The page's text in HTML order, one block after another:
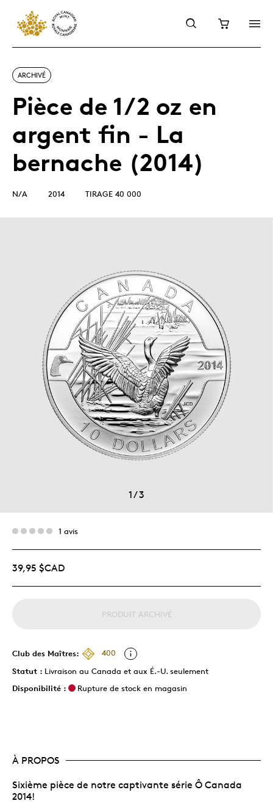
ARCHIVÉ
Pièce de 1/2 oz en
argent fin - La
bernache (2014)
N/A 2014 TIRAGE 40 000
1/3
1 avis
39,95 $CAD
PRODUIT ARCHIVÉ
Club des Maîtres:
400
Statut : Livraison au Canada et aux É.-U. seulement
Disponibilité :
Rupture de stock en magasin
À PROPOS
Sixième pièce de notre captivante série Ô Canada
2014!